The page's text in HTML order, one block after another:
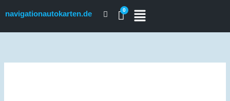
Inhalt
springen
navigationautokarten.de